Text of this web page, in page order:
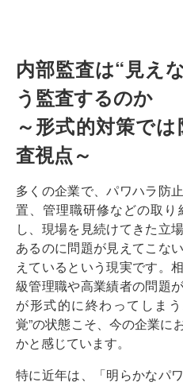
内部監査は“見え
う監査するのか
～形式的対策で
査視点～
多くの企業で、パワハラ防
置、管理職研修などの取
し、現場を見続けてきた立
あるのに問題が見えてこな
えているという現実です。
級管理職や高業績者の問題
が形式的に終わってしま
覚”の状態こそ、今の企業に
かと感じています。
特に近年は、「明らかなパ